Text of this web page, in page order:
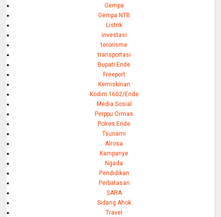
Gempa
Gempa NTB
Listrik
investasi
terorisme
transportasi
Bupati Ende
Freeport
Kemiskinan
Kodim 1602/Ende
Media Sosial
Perppu Ormas
Polres Ende
Tsunami
Alrosa
Kampanye
Ngada
Pendidikan
Perbatasan
SARA
Sidang Ahok
Travel